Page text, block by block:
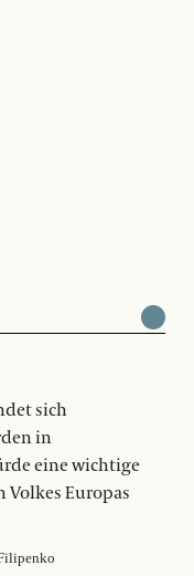
sich
in
eine wichtige
Europas